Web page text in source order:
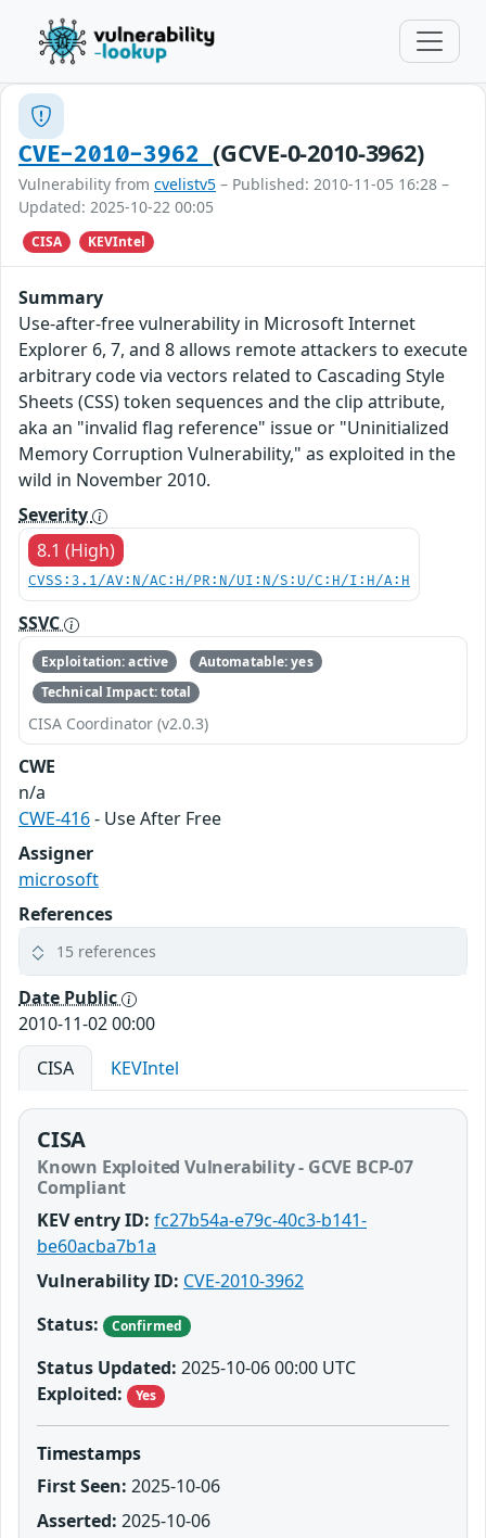
CVE-2010-3962(GCVE-0-2010-3962)
Vulnerability from cvelistv5 – Published: 2010-11-05 16:28 –
Updated: 2025-10-22 00:05
CISA KEVIntel
Summary
Use-after-free vulnerability in Microsoft Internet
Explorer 6, 7, and 8 allows remote attackers to execute
arbitrary code via vectors related to Cascading Style
Sheets (CSS) token sequences and the clip attribute,
aka an "invalid flag reference" issue or "Uninitialized
Memory Corruption Vulnerability," as exploited in the
wild in November 2010.
Severity
8.1 (High)
CVSS:3.1/AV:N/AC:H/PR:N/UI:N/S:U/C:H/I:H/A:H
SSVC
Exploitation: active
Automatable: yes
Technical Impact: total
CISA Coordinator (v2.0.3)
CWE
n/a
CWE-416- Use After Free
Assigner
microsoft
References
15 references
Date Public
2010-11-02 00:00
CISA
KEVIntel
CISA
Known Exploited Vulnerability - GCVE BCP-07
Compliant
KEV entry ID: fc27b54a-e79c-40c3-b141-
be60acba7b1a
Vulnerability ID: CVE-2010-3962
Status:
Confirmed
Status Updated: 2025-10-06 00:00 UTC
Exploited:
Yes
Timestamps
First Seen: 2025-10-06
Asserted: 2025-10-06